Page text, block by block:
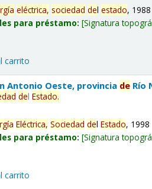
eléctrica, sociedad delestado, 1988
para préstamo: Signatura
carrito
Antonio Oeste, provincia de Río
delEstado.
Eléctrica, Sociedad delEstado, 1998
para préstamo: Signatura
carrito